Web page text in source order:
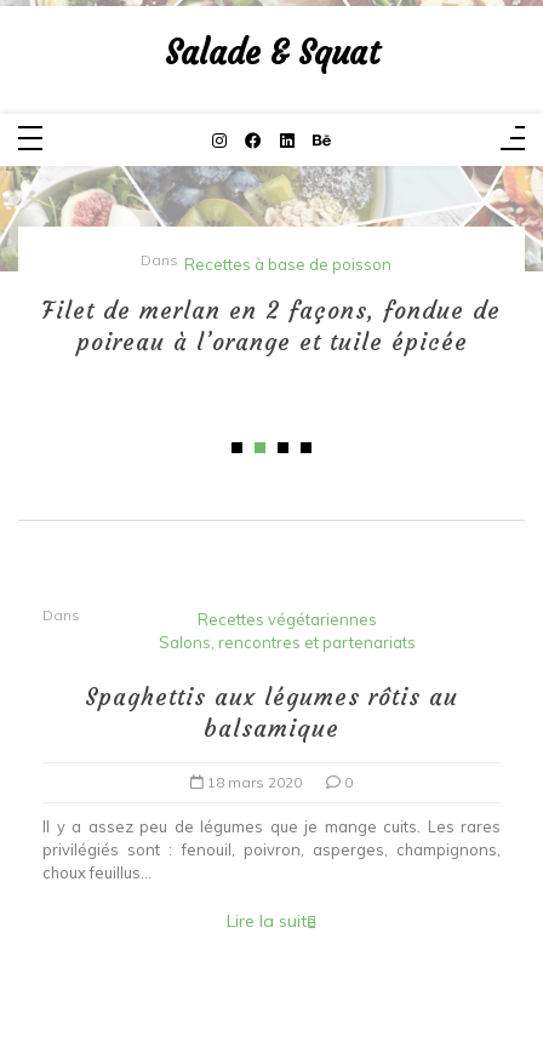
Aller
Salade & Squat
Salade & Squat
Dans Recettes à base de poisson
Filet de merlan en 2 façons, fondue de
poireau à l’orange et tuile épicée
Dans
Recettes végétariennes
Salons, rencontres et partenariats
Spaghettis aux légumes rôtis au
balsamique
18 mars 2020 0
Il y a assez peu de légumes que je mange cuits. Les rares
privilégiés sont : fenouil, poivron, asperges, champignons,
choux feuillus...
Lire la suite